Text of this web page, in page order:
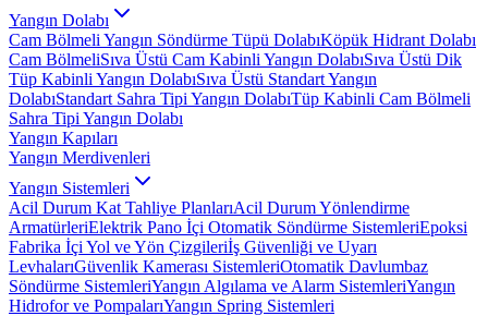
Yangın Dolabı
Cam Bölmeli Yangın Söndürme Tüpü DolabıKöpük Hidrant Dolabı
Cam BölmeliSıva Üstü Cam Kabinli Yangın DolabıSıva Üstü Dik
Tüp Kabinli Yangın DolabıSıva Üstü Standart Yangın
DolabıStandart Sahra Tipi Yangın DolabıTüp Kabinli Cam Bölmeli
Sahra Tipi Yangın Dolabı
Yangın Kapıları
Yangın Merdivenleri
Yangın Sistemleri
Acil Durum Kat Tahliye PlanlarıAcil Durum Yönlendirme
ArmatürleriElektrik Pano İçi Otomatik Söndürme SistemleriEpoksi
Fabrika İçi Yol ve Yön Çizgileriİş Güvenliği ve Uyarı
LevhalarıGüvenlik Kamerası SistemleriOtomatik Davlumbaz
Söndürme SistemleriYangın Algılama ve Alarm SistemleriYangın
Hidrofor ve PompalarıYangın Spring Sistemleri